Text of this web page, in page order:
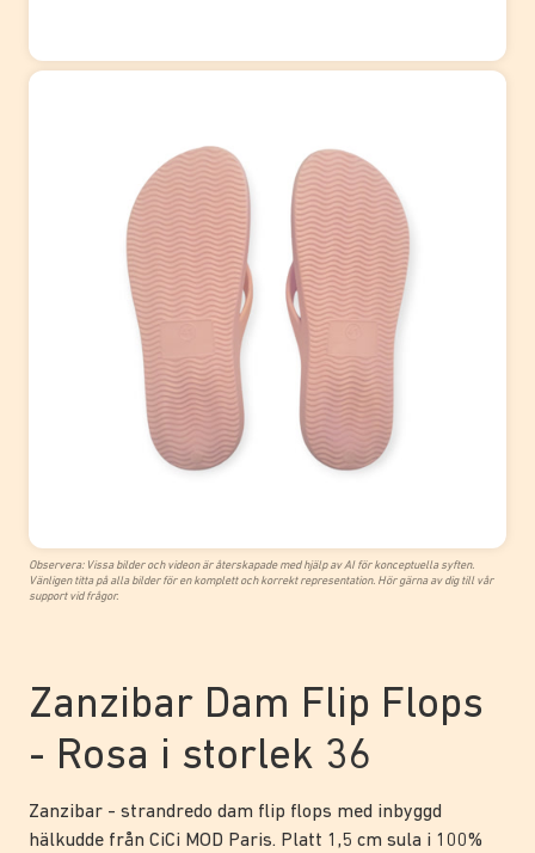
Observera: Vissa bilder och videon är återskapade med hjälp av AI för konceptuella syften.
Vänligen titta på alla bilder för en komplett och korrekt representation. Hör gärna av dig till vår
support vid frågor.
Zanzibar Dam Flip Flops
- Rosa i storlek 36
Zanzibar - strandredo dam flip flops med inbyggd
hälkudde från CiCi MOD Paris. Platt 1,5 cm sula i 100%